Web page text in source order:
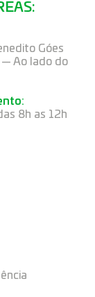
Góes
— Ao lado do
8h as 12h